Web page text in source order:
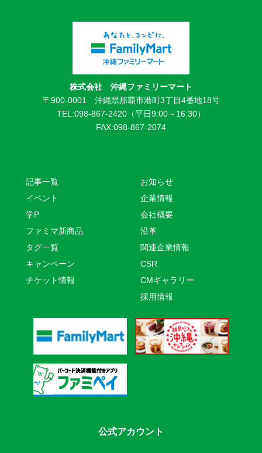
株式会社 沖縄ファミリーマート
〒900-0001 沖縄県那覇市港町3丁目4番地18号
TEL:098-867-2420（平日9:00～16:30）
FAX:098-867-2074
記事一覧
イベント
学P
ファミマ新商品
タグ一覧
キャンペーン
チケット情報
お知らせ
企業情報
会社概要
沿革
関連企業情報
CSR
CMギャラリー
採用情報
公式アカウント